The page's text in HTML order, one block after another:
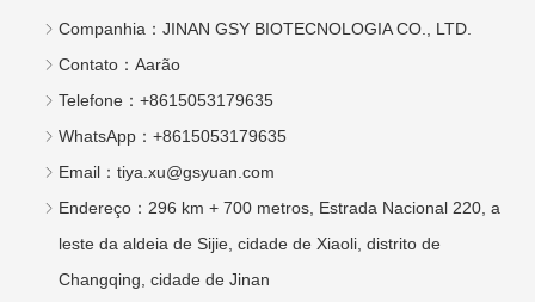
Companhia： JINAN GSY BIOTECNOLOGIA CO., LTD.
Contato： Aarão
Telefone： +8615053179635
WhatsApp： +8615053179635
Email： tiya.xu@gsyuan.com
Endereço： 296 km + 700 metros, Estrada Nacional 220, a
leste da aldeia de Sijie, cidade de Xiaoli, distrito de
Changqing, cidade de Jinan